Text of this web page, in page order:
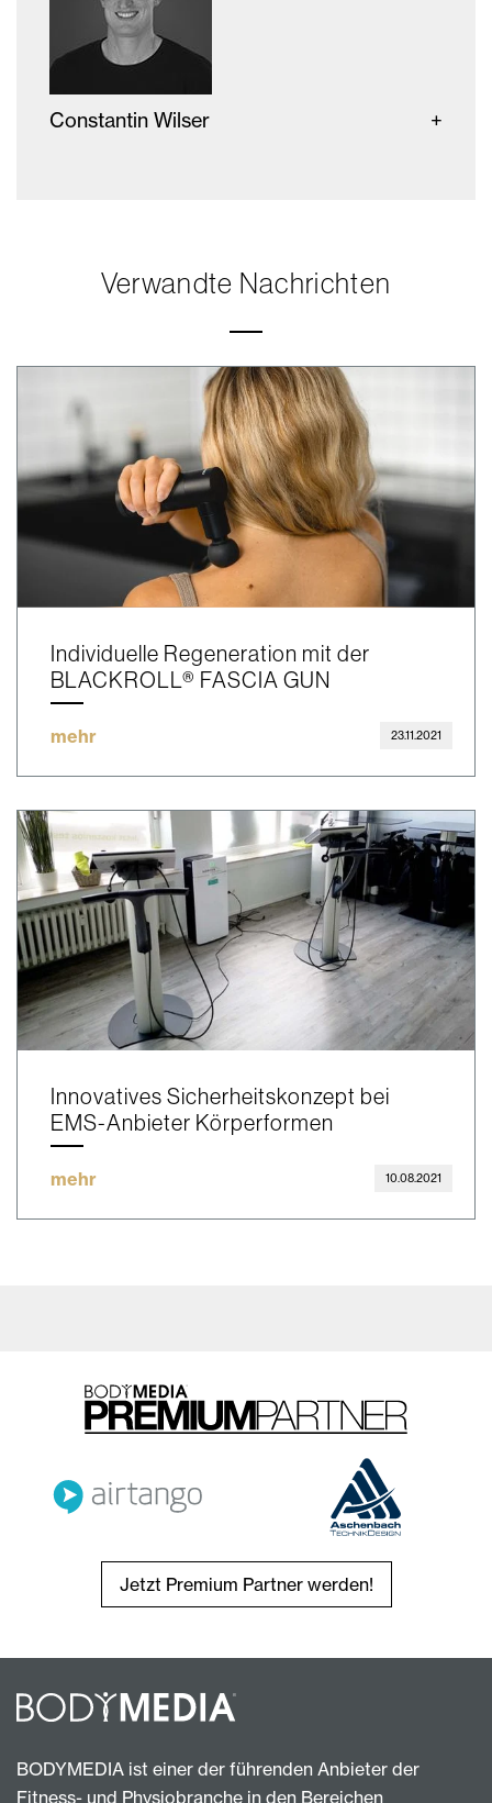
Constantin Wilser
Verwandte Nachrichten
Individuelle Regeneration mit der
BLACKROLL® FASCIA GUN
mehr 23.11.2021
Innovatives Sicherheitskonzept bei
EMS-Anbieter Körperformen
mehr 10.08.2021
Jetzt Premium Partner werden!
BODYMEDIA ist einer der führenden Anbieter der
Fitness- und Physiobranche in den Bereichen